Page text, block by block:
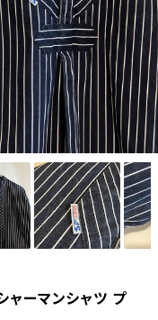
ャーマンシャツ プ